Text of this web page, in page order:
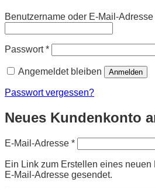
Benutzername oder E-Mail-Adresse
Passwort*Erforderlich
Angemeldet bleiben Anmelden
Passwort vergessen?
Neues Kundenkonto
E-Mail-Adresse *Erforderlich
Ein Link zum Erstellen eines
E-Mail-Adresse gesendet.